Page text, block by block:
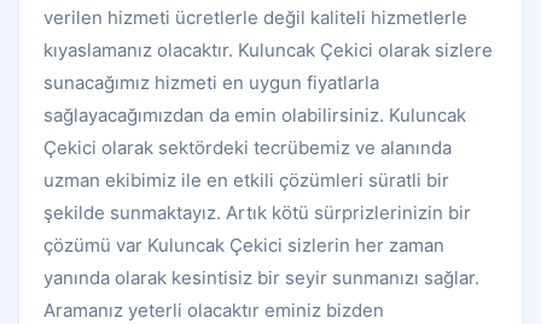
verilen hizmeti ücretlerle değil kaliteli hizmetlerle
kıyaslamanız olacaktır. Kuluncak Çekici olarak sizlere
sunacağımız hizmeti en uygun fiyatlarla
sağlayacağımızdan da emin olabilirsiniz. Kuluncak
Çekici olarak sektördeki tecrübemiz ve alanında
uzman ekibimiz ile en etkili çözümleri süratli bir
şekilde sunmaktayız. Artık kötü sürprizlerinizin bir
çözümü var Kuluncak Çekici sizlerin her zaman
yanında olarak kesintisiz bir seyir sunmanızı sağlar.
Aramanız yeterli olacaktır eminiz bizden